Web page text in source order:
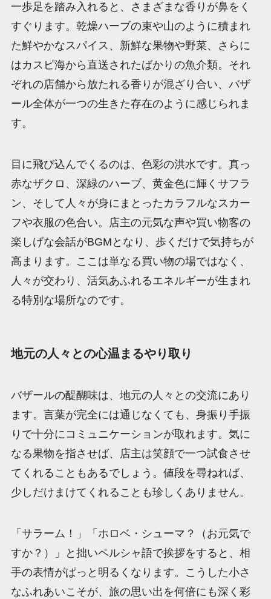
一歩足を踏み入れると、さまざまな香りが鼻をく
すぐります。乾燥ハーブの束や山のように積まれ
た鮮やかなスパイス、新鮮な果物や野菜、さらに
はカスピ海から直送されたばかりの魚介類。それ
ぞれの店舗から放たれる香りが混ざり合い、バザ
ール全体が一つの生きた存在のように感じられま
す。
目に飛び込んでくるのは、色彩の洪水です。真っ
赤なザクロ、深緑のハーブ、黄金色に輝くサフラ
ン、そして人々が身にまとったカラフルなスカー
フや衣服の色合い。店主の元気な声や買い物客の
楽しげな会話がBGMとなり、歩くだけで気持ちが
高まります。ここは単なる買い物の場ではなく、
人々が交わり、活気あふれるエネルギーが生まれ
る特別な場所なのです。
地元の人々との心温まるやり取り
バザールの醍醐味は、地元の人々との交流にあり
ます。言葉が完全には通じなくても、身振り手振
りで十分にコミュニケーションが取れます。気に
なる果物を指させば、店主は笑顔で一つ試食させ
てくれることもあるでしょう。値段を尋ねれば、
少しだけまけてくれることも珍しくありません。
「サラーム！」「ホロベ・シューマ？（お元気で
すか？）」と拙いペルシャ語で挨拶をすると、相
手の表情がぱっと明るくなります。こうした小さ
なふれあいこそが、旅の思い出を何倍にも深く彩